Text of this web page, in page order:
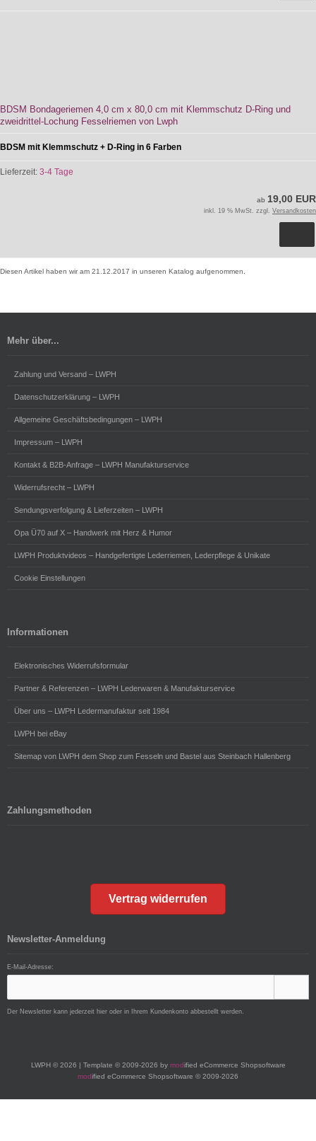
BDSM Bondageriemen 4,0 cm x 80,0 cm mit Klemmschutz D-Ring und
zweidrittel-Lochung Fesselriemen von Lwph
BDSM mit Klemmschutz + D-Ring in 6 Farben
Lieferzeit: 3-4 Tage
ab 19,00 EUR
inkl. 19 % MwSt. zzgl. Versandkosten
Diesen Artikel haben wir am 21.12.2017 in unseren Katalog aufgenommen.
Mehr über...
Zahlung und Versand – LWPH
Datenschutzerklärung – LWPH
Allgemeine Geschäftsbedingungen – LWPH
Impressum – LWPH
Kontakt & B2B-Anfrage – LWPH Manufakturservice
Widerrufsrecht – LWPH
Sendungsverfolgung & Lieferzeiten – LWPH
Opa Ü70 auf X – Handwerk mit Herz & Humor
LWPH Produktvideos – Handgefertigte Lederriemen, Lederpflege & Unikate
Cookie Einstellungen
Informationen
Elektronisches Widerrufsformular
Partner & Referenzen – LWPH Lederwaren & Manufakturservice
Über uns – LWPH Ledermanufaktur seit 1984
LWPH bei eBay
Sitemap von LWPH dem Shop zum Fesseln und Bastel aus Steinbach Hallenberg
Zahlungsmethoden
Vertrag widerrufen
Newsletter-Anmeldung
E-Mail-Adresse:
Der Newsletter kann jederzeit hier oder in Ihrem Kundenkonto abbestellt werden.
LWPH © 2026 | Template © 2009-2026 by modified eCommerce Shopsoftware
modified eCommerce Shopsoftware © 2009-2026